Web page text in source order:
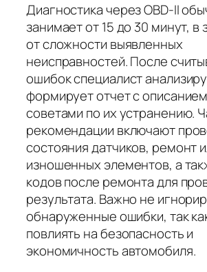
Диагностика через OBD-II
занимает от 15 до 30 минут, в
от сложности выявленных
неисправностей. После
ошибок специалист
формирует отчет с
советами по их устранению.
рекомендации включают
состояния датчиков, ремонт
изношенных элементов, а
кодов после ремонта для
результата. Важно не
обнаруженные ошибки, так
повлиять на безопасность и
экономичность автомобиля.